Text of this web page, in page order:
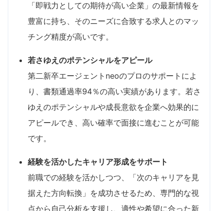
「即戦力としての期待が高い企業」の最新情報を
豊富に持ち、そのニーズに合致する求人とのマッ
チング精度が高いです。
若さゆえのポテンシャルをアピール
第二新卒エージェントneoのプロのサポートによ
り、書類通過率94％の高い実績があります。若さ
ゆえのポテンシャルや成長意欲を企業へ効果的に
アピールでき、高い確率で面接に進むことが可能
です。
経験を活かしたキャリア形成をサポート
前職での経験を活かしつつ、「次のキャリアを見
据えた方向転換」を成功させるため、専門的な視
点から自己分析を支援し、適性や希望に合った新